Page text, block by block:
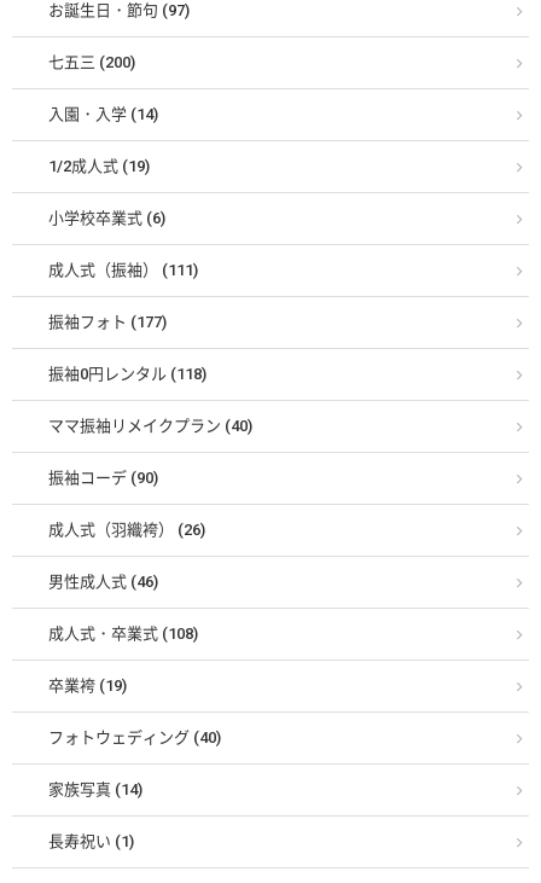
お誕生日・節句 (97)
七五三 (200)
入園・入学 (14)
1/2成人式 (19)
小学校卒業式 (6)
成人式（振袖） (111)
振袖フォト (177)
振袖0円レンタル (118)
ママ振袖リメイクプラン (40)
振袖コーデ (90)
成人式（羽織袴） (26)
男性成人式 (46)
成人式・卒業式 (108)
卒業袴 (19)
フォトウェディング (40)
家族写真 (14)
長寿祝い (1)